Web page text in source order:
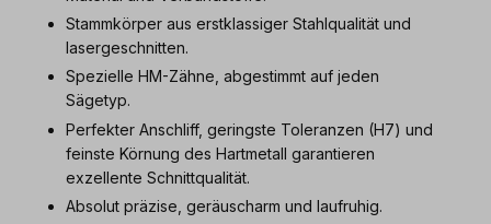
Stammkörper aus erstklassiger Stahlqualität und
lasergeschnitten.
Spezielle HM-Zähne, abgestimmt auf jeden
Sägetyp.
Perfekter Anschliff, geringste Toleranzen (H7) und
feinste Körnung des Hartmetall garantieren
exzellente Schnittqualität.
Absolut präzise, geräuscharm und laufruhig.